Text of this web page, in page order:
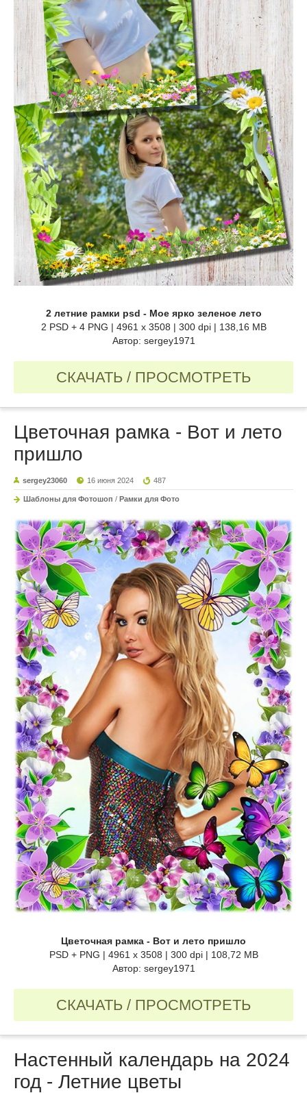
2 летние рамки psd - Мое ярко зеленое лето
2 PSD + 4 PNG | 4961 x 3508 | 300 dpi | 138,16 MB
Автор: sergey1971
СКАЧАТЬ / ПРОСМОТРЕТЬ
Цветочная рамка - Вот и лето
пришло
sergey23060 16 июня 2024 487
Шаблоны для Фотошоп / Рамки для Фото
Цветочная рамка - Вот и лето пришло
PSD + PNG | 4961 x 3508 | 300 dpi | 108,72 MB
Автор: sergey1971
СКАЧАТЬ / ПРОСМОТРЕТЬ
Настенный календарь на 2024
год - Летние цветы